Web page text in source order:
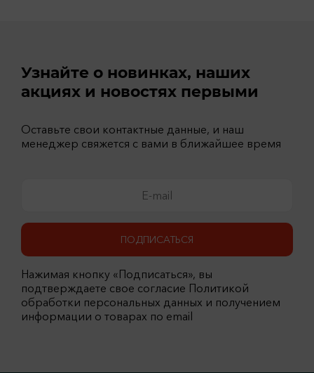
Узнайте о новинках, наших
акциях и новостях первыми
Оставьте свои контактные данные, и наш
менеджер свяжется с вами в ближайшее время
ПОДПИСАТЬСЯ
Нажимая кнопку «Подписаться», вы
подтверждаете свое согласие Политикой
обработки персональных данных и получением
информации о товарах по email